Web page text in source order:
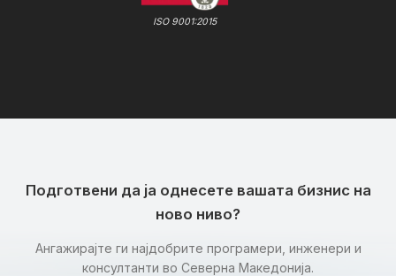
ISO 9001:2015
Подготвени да ја однесете вашата бизнис на
ново ниво?
Ангажирајте ги најдобрите програмери, инженери и
консултанти во Северна Македонија.